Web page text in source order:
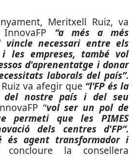
Meritxell Ruiz, va
“a més a més
vincle necessari entre els
les empreses, també vol
d'aprenentatge i donar
laborals del país”.
va afegir que “l’FP és la
nostre país i del seu
“vol ser un pol de
permeti que les PIMES
dels centres d'FP”.
és agent transformador i
la consellera